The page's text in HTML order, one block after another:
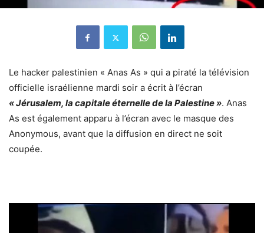
Le hacker palestinien « Anas As » qui a piraté la télévision
officielle israélienne mardi soir a écrit à l’écran
« Jérusalem, la capitale éternelle de la Palestine ». Anas
As est également apparu à l’écran avec le masque des
Anonymous, avant que la diffusion en direct ne soit
coupée.